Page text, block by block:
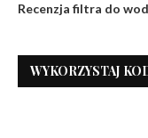
Recenzja filtra do
WYKORZYSTAJ